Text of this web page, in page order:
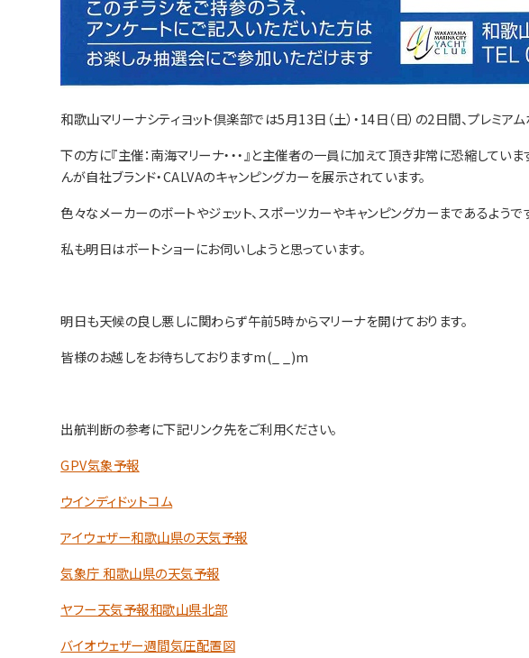
和歌山マリーナシティヨット倶楽部では5月13日（土）・14日（日）の2日間、プレミア
下の方に『主催：南海マリーナ・・・』と主催者の一員に加えて頂き非常に恐縮して
んが自社ブランド・CALVAのキャンピングカーを展示されています。
色々なメーカーのボートやジェット、スポーツカーやキャンピングカーまであるよう
私も明日はボートショーにお伺いしようと思っています。
明日も天候の良し悪しに関わらず午前5時からマリーナを開けております。
皆様のお越しをお待ちしておりますm(_ _)m
出航判断の参考に下記リンク先をご利用ください。
GPV気象予報
ウインディドットコム
アイウェザー和歌山県の天気予報
気象庁 和歌山県の天気予報
ヤフー天気予報和歌山県北部
バイオウェザー週間気圧配置図